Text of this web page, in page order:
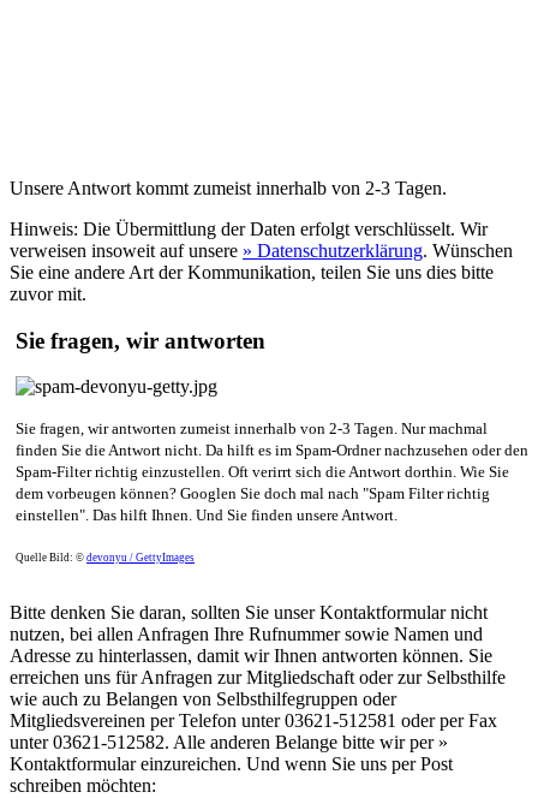
Unsere Antwort kommt zumeist innerhalb von 2-3 Tagen.
Hinweis: Die Übermittlung der Daten erfolgt verschlüsselt. Wir
verweisen insoweit auf unsere » Datenschutzerklärung. Wünschen
Sie eine andere Art der Kommunikation, teilen Sie uns dies bitte
zuvor mit.
Sie fragen, wir antworten
Sie fragen, wir antworten zumeist innerhalb von 2-3 Tagen. Nur machmal
finden Sie die Antwort nicht. Da hilft es im Spam-Ordner nachzusehen oder den
Spam-Filter richtig einzustellen. Oft verirrt sich die Antwort dorthin. Wie Sie
dem vorbeugen können? Googlen Sie doch mal nach "Spam Filter richtig
einstellen". Das hilft Ihnen. Und Sie finden unsere Antwort.
Quelle Bild: © devonyu / GettyImages
Bitte denken Sie daran, sollten Sie unser Kontaktformular nicht
nutzen, bei allen Anfragen Ihre Rufnummer sowie Namen und
Adresse zu hinterlassen, damit wir Ihnen antworten können. Sie
erreichen uns für Anfragen zur Mitgliedschaft oder zur Selbsthilfe
wie auch zu Belangen von Selbsthilfegruppen oder
Mitgliedsvereinen per Telefon unter 03621-512581 oder per Fax
unter 03621-512582. Alle anderen Belange bitte wir per »
Kontaktformular einzureichen. Und wenn Sie uns per Post
schreiben möchten: